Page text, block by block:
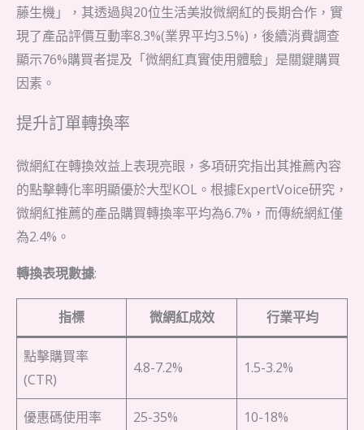
藤生機」，其透過與20位生活美妝微網紅的長期合作，實
現了產品評價互動率8.3%(業界平均3.5%)，後續消費調查
顯示76%購買者提及「微網紅真實使用體驗」是關鍵購買
因素。
提升訂單轉換率
微網紅在轉換效益上表現亮眼，多項研究指出其推薦內容
的點擊轉化率明顯優於大型KOL。根據ExpertVoice研究，
微網紅推薦的產品購買轉換率平均為6.7%，而傳統網紅僅
為2.4%。
轉換表現數據:
指標 微網紅成效 行業平均
點擊購買率
(CTR)
4.8-7.2% 1.5-3.2%
優惠碼使用率 25-35% 10-18%